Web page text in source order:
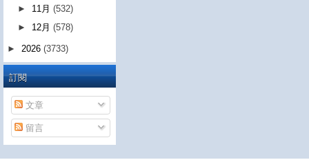
► 11月(532)
► 12月(578)
► 2026 (3733)
訂閱
文章
留言